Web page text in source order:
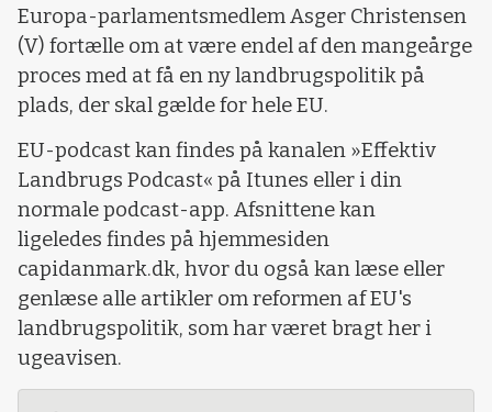
Europa-parlamentsmedlem Asger Christensen
(V) fortælle om at være endel af den mangeårge
proces med at få en ny landbrugspolitik på
plads, der skal gælde for hele EU.
EU-podcast kan findes på kanalen »Effektiv
Landbrugs Podcast« på Itunes eller i din
normale podcast-app. Afsnittene kan
ligeledes findes på hjemmesiden
capidanmark.dk, hvor du også kan læse eller
genlæse alle artikler om reformen af EU's
landbrugspolitik, som har været bragt her i
ugeavisen.